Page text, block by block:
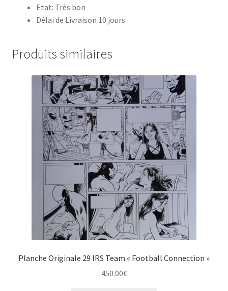
Etat: Très bon
Délai de Livraison 10 jours
Produits similaires
Planche Originale 29 IRS Team « Football Connection »
450.00€